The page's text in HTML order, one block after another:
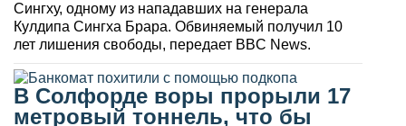
Сингху, одному из нападавших на генерала
Кулдипа Сингха Брара. Обвиняемый получил 10
лет лишения свободы, передает BBC News.
В Солфорде воры прорыли 17
метровый тоннель, что бы